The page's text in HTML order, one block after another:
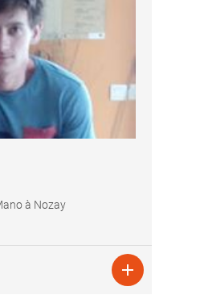
à Nozay
